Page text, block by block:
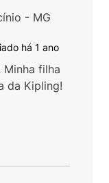
há 1 ano
filha
da Kipling!
- MG